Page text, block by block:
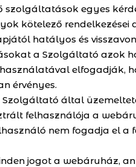
egyes
kötelező
hatályos és
a Szolgáltató azok
érvényes.
Szolgáltató által
felhasználója a
nem fogadja el
jogot a webáruház,